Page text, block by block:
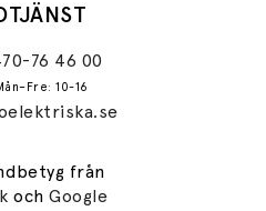
76 46 00
10-16
från
ochGoogle